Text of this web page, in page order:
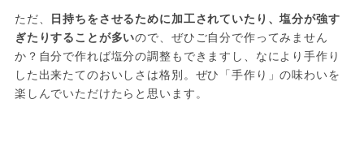
ただ、 日持ちをさせるために加工されていたり、塩分が強す
ぎたりすることが多いので、ぜひご自分で作ってみません
か？自分で作れば塩分の調整もできますし、なにより手作り
した出来たてのおいしさは格別。ぜひ「手作り」の味わいを
楽しんでいただけたらと思います。